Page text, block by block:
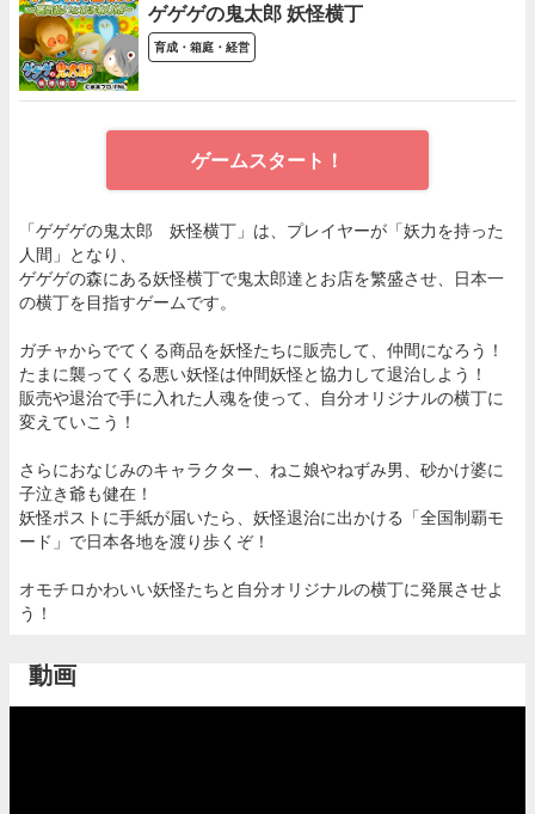
ゲゲゲの鬼太郎 妖怪横丁
育成・箱庭・経営
ゲームスタート！
「ゲゲゲの鬼太郎 妖怪横丁」は、プレイヤーが「妖力を持った
人間」となり、
ゲゲゲの森にある妖怪横丁で鬼太郎達とお店を繁盛させ、日本一
の横丁を目指すゲームです。
ガチャからでてくる商品を妖怪たちに販売して、仲間になろう！
たまに襲ってくる悪い妖怪は仲間妖怪と協力して退治しよう！
販売や退治で手に入れた人魂を使って、自分オリジナルの横丁に
変えていこう！
さらにおなじみのキャラクター、ねこ娘やねずみ男、砂かけ婆に
子泣き爺も健在！
妖怪ポストに手紙が届いたら、妖怪退治に出かける「全国制覇モ
ード」で日本各地を渡り歩くぞ！
オモチロかわいい妖怪たちと自分オリジナルの横丁に発展させよ
う！
動画